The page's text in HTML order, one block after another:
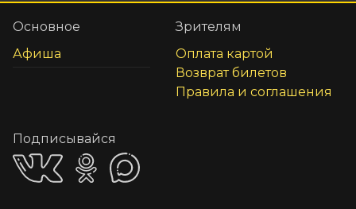
Основное
Афиша
Зрителям
Оплата картой
Возврат билетов
Правила и соглашения
Подписывайся